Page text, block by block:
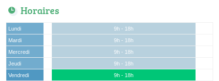
Horaires
Lundi
9h - 18h
Mardi
9h - 18h
Mercredi
9h - 18h
Jeudi
9h - 18h
Vendredi
9h - 18h